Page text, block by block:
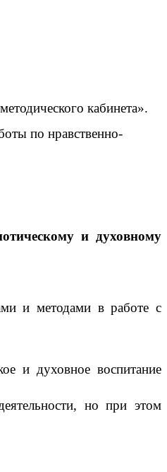
кабинета».
по нравственно-
и духовному
и методами в работе с
и духовное воспитание
но при этом